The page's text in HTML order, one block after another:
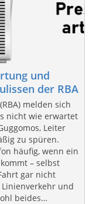
und
der RBA
melden sich
nicht wie erwartet
Leiter
zu spüren.
häufig, wenn ein
– selbst
gar nicht
und
beides…